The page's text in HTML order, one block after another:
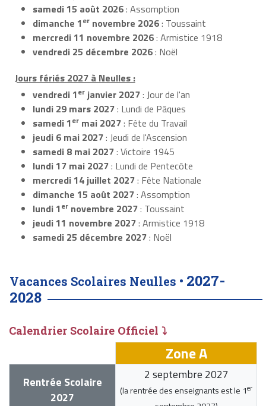
samedi 15 août 2026: Assomption
dimanche 1er novembre 2026: Toussaint
mercredi 11 novembre 2026: Armistice 1918
vendredi 25 décembre 2026: Noël
Jours fériés 2027 à Neulles :
vendredi 1er janvier 2027: Jour de l'an
lundi 29 mars 2027: Lundi de Pâques
samedi 1er mai 2027: Fête du Travail
jeudi 6 mai 2027: Jeudi de l'Ascension
samedi 8 mai 2027: Victoire 1945
lundi 17 mai 2027: Lundi de Pentecôte
mercredi 14 juillet 2027: Fête Nationale
dimanche 15 août 2027: Assomption
lundi 1er novembre 2027: Toussaint
jeudi 11 novembre 2027: Armistice 1918
samedi 25 décembre 2027: Noël
Vacances Scolaires Neulles • 2027-
2028
Calendrier Scolaire Officiel ⤵
Zone A
Rentrée Scolaire
2027
2 septembre 2027
(la rentrée des enseignants est le 1er